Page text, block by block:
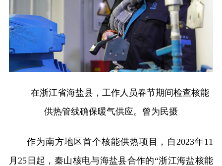
在浙江省海盐县，工作人员春节期间检查核能
供热管线确保暖气供应。曾为民摄
作为南方地区首个核能供热项目，自2023年11
月25日起，秦山核电与海盐县合作的“浙江海盐核能